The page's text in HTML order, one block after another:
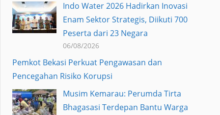
Indo Water 2026 Hadirkan Inovasi
Enam Sektor Strategis, Diikuti 700
Peserta dari 23 Negara
06/08/2026
Pemkot Bekasi Perkuat Pengawasan dan
Pencegahan Risiko Korupsi
Musim Kemarau: Perumda Tirta
Bhagasasi Terdepan Bantu Warga